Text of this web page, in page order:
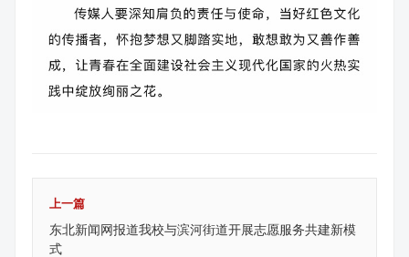
上一篇
东北新闻网报道我校与滨河街道开展志愿服务共建新模
式